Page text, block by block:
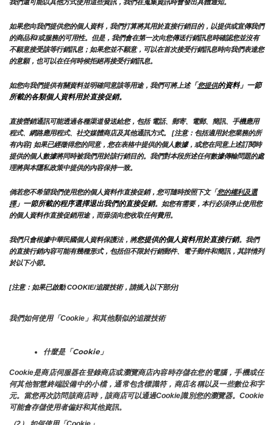
我們還可能以其他方式使用這些資訊，我們在蒐集資訊時會發出具體通知。
如果您向我們提供您的個人資料，我們打算將其用於直接行銷目的，以提供或宣傳我們
的商品和/或服務的可用性。但是，我們會在第一次向您傳送行銷訊息時確認您並沒有
不願意接受該等行銷訊息；如果您並不願意，可以在首次接受行銷訊息時向我們表達您
的意願，也可以在任何時候拒絕再接受行銷訊息。
如您向我們提供有關資料並明確同意該等用途，我們可將上述「您提供的資料」一節
所載的各類個人資料用於直接促銷。
直接營銷通訊可能透過各種渠道發送給您，包括 電話、郵寄、電郵、簡訊、手機應用
程式、網路應用程式、社交媒體商店及其他通訊方式。 [注意：包括適用於您業務的所
有內容] 如果已經徵得您的同意，您在表格中提供的個人數據，或您在同意上述訂閱時
提供的個人數據將同時被我們用於該行銷目的。我們對本段所述任何數據傳輸問題的處
理將與本隱私政策中提供的內容保持一致。
倘若您不希望我們使用您的個人資料作直接促銷，您可隨時按照下文「您的權利及選
擇」一節所載的程序選擇退出我們的直接促銷。如您有需要，本行必須停止使用您
的個人資料作直接促銷用途，而毋須向您收取任何費用。
我們只會根據中華民國個人資料保護法，將您提供的個人資料用於直接行銷。我們
的直接行銷內容可能有幾種形式，包括但不限於行銷郵件、電子郵件和簡訊，其詳情列
於以下小節。
[注意：如果已啟動 COOKIE/追蹤技術，請插入以下部分]
我們如何使用「Cookie」和其他類似的追蹤技術
什麼是「Cookie」
Cookie是商店伺服器在登錄商店或瀏覽商店內容時存儲在您的電腦，手機或任
何其他智慧終端設備中的小檔，通常包含標識符，商店名稱以及一些數位和字
元。當您再次訪問該商店時，該商店可以通過Cookie識別您的瀏覽器。Cookie
可能會存儲使用者偏好和其他資訊。